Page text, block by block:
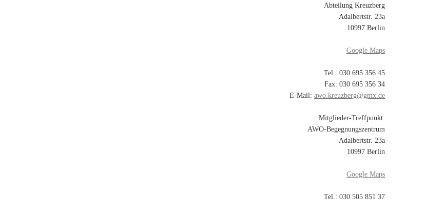
Abteilung Kreuzberg
Adalbertstr. 23a
10997 Berlin
Google Maps
Tel.: 030 695 356 45
Fax: 030 695 356 34
E-Mail: awo.kreuzberg@gmx.de
Mitglieder-Treffpunkt:
AWO-Begegnungszentrum
Adalbertstr. 23a
10997 Berlin
Google Maps
Tel.: 030 505 851 37